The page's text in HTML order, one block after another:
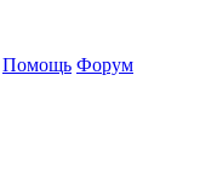
Помощь Форум